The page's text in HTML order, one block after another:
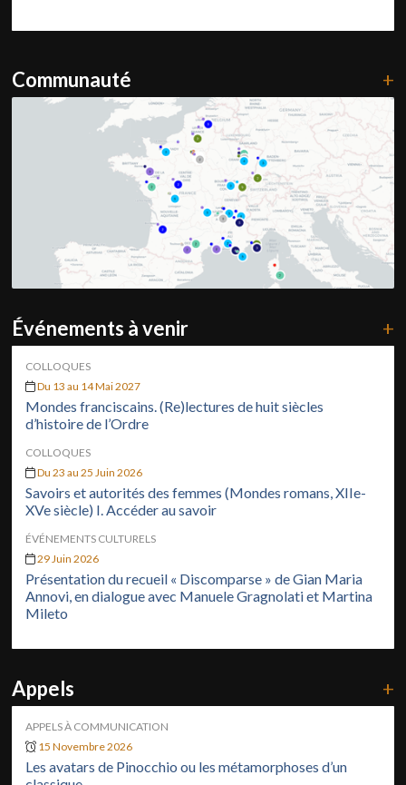
Communauté +
Événements à venir +
COLLOQUES
Du 13 au 14 Mai 2027
Mondes franciscains. (Re)lectures de huit siècles
d’histoire de l’Ordre
COLLOQUES
Du 23 au 25 Juin 2026
Savoirs et autorités des femmes (Mondes romans, XIIe-
XVe siècle) I. Accéder au savoir
ÉVÉNEMENTS CULTURELS
29 Juin 2026
Présentation du recueil « Discomparse » de Gian Maria
Annovi, en dialogue avec Manuele Gragnolati et Martina
Mileto
Appels +
APPELS À COMMUNICATION
15 Novembre 2026
Les avatars de Pinocchio ou les métamorphoses d’un